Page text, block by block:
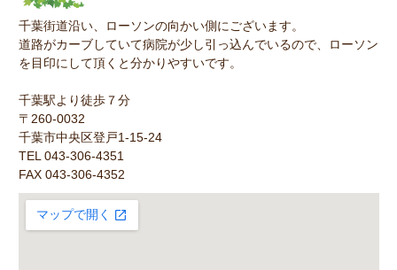
千葉街道沿い、ローソンの向かい側にございます。
道路がカーブしていて病院が少し引っ込んでいるので、ローソン
を目印にして頂くと分かりやすいです。
千葉駅より徒歩７分
〒260-0032
千葉市中央区登戸1-15-24
TEL 043-306-4351
FAX 043-306-4352